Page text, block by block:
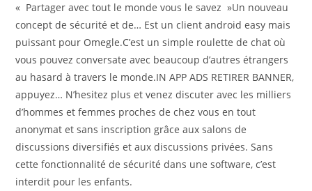
« Partager avec tout le monde vous le savez »Un nouveau
concept de sécurité et de… Est un client android easy mais
puissant pour Omegle.C’est un simple roulette de chat où
vous pouvez conversate avec beaucoup d’autres étrangers
au hasard à travers le monde.IN APP ADS RETIRER BANNER,
appuyez… N’hesitez plus et venez discuter avec les milliers
d’hommes et femmes proches de chez vous en tout
anonymat et sans inscription grâce aux salons de
discussions diversifiés et aux discussions privées. Sans
cette fonctionnalité de sécurité dans une software, c’est
interdit pour les enfants.